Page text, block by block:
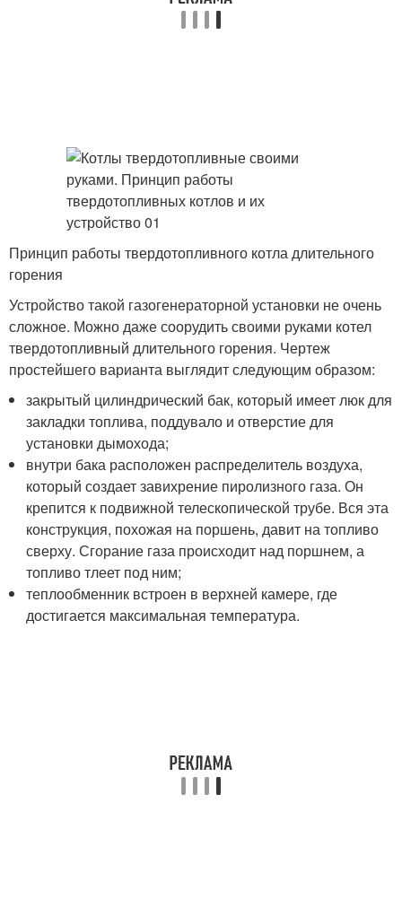
Принцип работы твердотопливного котла длительного
горения
Устройство такой газогенераторной установки не очень
сложное. Можно даже соорудить своими руками котел
твердотопливный длительного горения. Чертеж
простейшего варианта выглядит следующим образом:
закрытый цилиндрический бак, который имеет люк для
закладки топлива, поддувало и отверстие для
установки дымохода;
внутри бака расположен распределитель воздуха,
который создает завихрение пиролизного газа. Он
крепится к подвижной телескопической трубе. Вся эта
конструкция, похожая на поршень, давит на топливо
сверху. Сгорание газа происходит над поршнем, а
топливо тлеет под ним;
теплообменник встроен в верхней камере, где
достигается максимальная температура.